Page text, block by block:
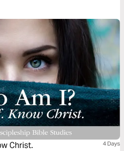
Christ. 4 Days